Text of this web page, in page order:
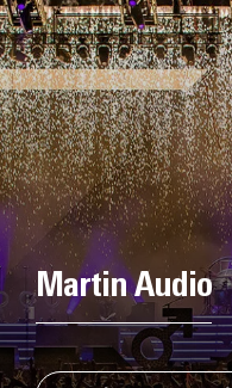
Martin Audio